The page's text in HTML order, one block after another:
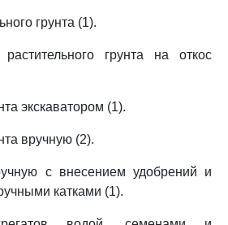
грунта (1).
грунта на откос
экскаватором (1).
вручную (2).
с внесением удобрений и
катками (1).